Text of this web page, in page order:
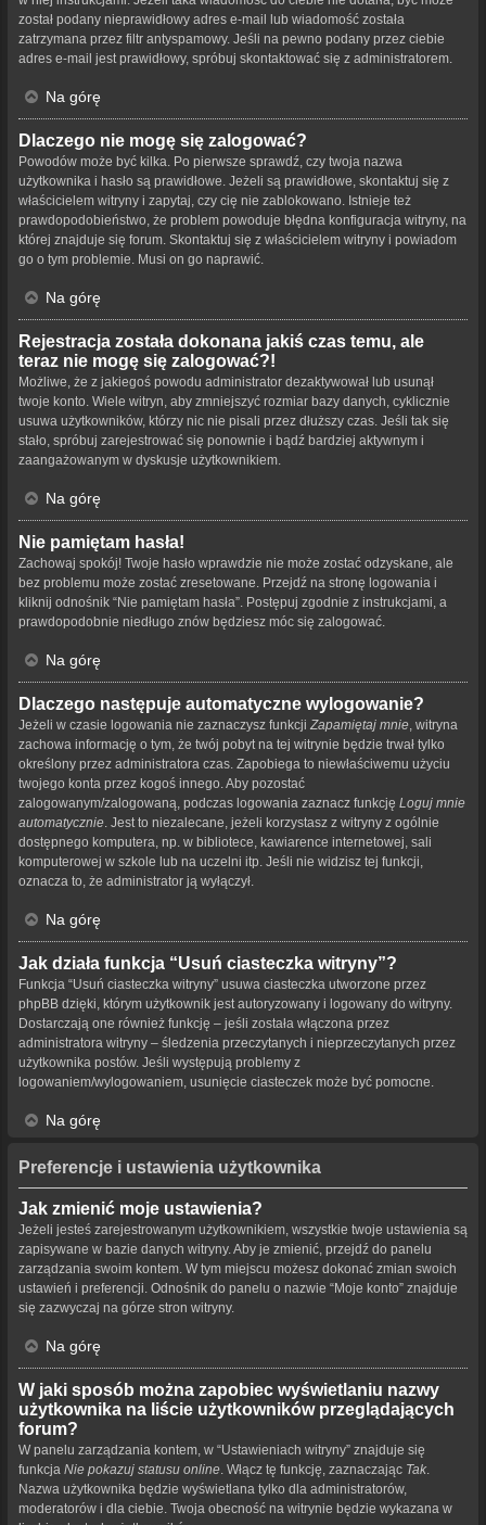
został podany nieprawidłowy adres e-mail lub wiadomość została
zatrzymana przez filtr antyspamowy. Jeśli na pewno podany przez ciebie
adres e-mail jest prawidłowy, spróbuj skontaktować się z administratorem.
Na górę
Dlaczego nie mogę się zalogować?
Powodów może być kilka. Po pierwsze sprawdź, czy twoja nazwa
użytkownika i hasło są prawidłowe. Jeżeli są prawidłowe, skontaktuj się z
właścicielem witryny i zapytaj, czy cię nie zablokowano. Istnieje też
prawdopodobieństwo, że problem powoduje błędna konfiguracja witryny, na
której znajduje się forum. Skontaktuj się z właścicielem witryny i powiadom
go o tym problemie. Musi on go naprawić.
Na górę
Rejestracja została dokonana jakiś czas temu, ale
teraz nie mogę się zalogować?!
Możliwe, że z jakiegoś powodu administrator dezaktywował lub usunął
twoje konto. Wiele witryn, aby zmniejszyć rozmiar bazy danych, cyklicznie
usuwa użytkowników, którzy nic nie pisali przez dłuższy czas. Jeśli tak się
stało, spróbuj zarejestrować się ponownie i bądź bardziej aktywnym i
zaangażowanym w dyskusje użytkownikiem.
Na górę
Nie pamiętam hasła!
Zachowaj spokój! Twoje hasło wprawdzie nie może zostać odzyskane, ale
bez problemu może zostać zresetowane. Przejdź na stronę logowania i
kliknij odnośnik “Nie pamiętam hasła”. Postępuj zgodnie z instrukcjami, a
prawdopodobnie niedługo znów będziesz móc się zalogować.
Na górę
Dlaczego następuje automatyczne wylogowanie?
Jeżeli w czasie logowania nie zaznaczysz funkcji Zapamiętaj mnie, witryna
zachowa informację o tym, że twój pobyt na tej witrynie będzie trwał tylko
określony przez administratora czas. Zapobiega to niewłaściwemu użyciu
twojego konta przez kogoś innego. Aby pozostać
zalogowanym/zalogowaną, podczas logowania zaznacz funkcję Loguj mnie
automatycznie. Jest to niezalecane, jeżeli korzystasz z witryny z ogólnie
dostępnego komputera, np. w bibliotece, kawiarence internetowej, sali
komputerowej w szkole lub na uczelni itp. Jeśli nie widzisz tej funkcji,
oznacza to, że administrator ją wyłączył.
Na górę
Jak działa funkcja “Usuń ciasteczka witryny”?
Funkcja “Usuń ciasteczka witryny” usuwa ciasteczka utworzone przez
phpBB dzięki, którym użytkownik jest autoryzowany i logowany do witryny.
Dostarczają one również funkcję – jeśli została włączona przez
administratora witryny – śledzenia przeczytanych i nieprzeczytanych przez
użytkownika postów. Jeśli występują problemy z
logowaniem/wylogowaniem, usunięcie ciasteczek może być pomocne.
Na górę
Preferencje i ustawienia użytkownika
Jak zmienić moje ustawienia?
Jeżeli jesteś zarejestrowanym użytkownikiem, wszystkie twoje ustawienia są
zapisywane w bazie danych witryny. Aby je zmienić, przejdź do panelu
zarządzania swoim kontem. W tym miejscu możesz dokonać zmian swoich
ustawień i preferencji. Odnośnik do panelu o nazwie “Moje konto” znajduje
się zazwyczaj na górze stron witryny.
Na górę
W jaki sposób można zapobiec wyświetlaniu nazwy
użytkownika na liście użytkowników przeglądających
forum?
W panelu zarządzania kontem, w “Ustawieniach witryny” znajduje się
funkcja Nie pokazuj statusu online. Włącz tę funkcję, zaznaczając Tak.
Nazwa użytkownika będzie wyświetlana tylko dla administratorów,
moderatorów i dla ciebie. Twoja obecność na witrynie będzie wykazana w